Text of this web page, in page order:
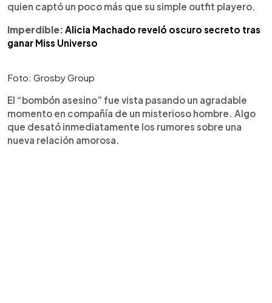
quien captó un poco más que su simple outfit playero.
Imperdible: Alicia Machado reveló oscuro secreto tras
ganar Miss Universo
Foto: Grosby Group
El “bombón asesino” fue vista pasando un agradable
momento en compañía de un misterioso hombre. Algo
que desató inmediatamente los rumores sobre una
nueva relación amorosa.